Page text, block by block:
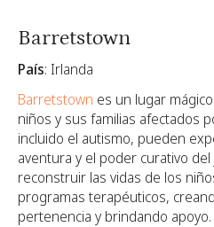
Barretstown
País: Irlanda
Barretstown es un lugar
niños y sus familias afectados
incluido el autismo, pueden
aventura y el poder curativo
reconstruir las vidas de los
programas terapéuticos,
pertenencia y brindando apoyo.